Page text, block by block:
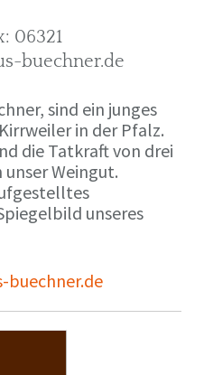
06321
buechner.de
sind ein junges
in der Pfalz.
die Tatkraft von drei
Weingut.
unseres
buechner.de